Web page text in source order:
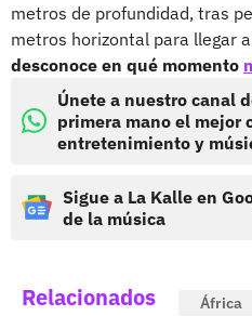
metros de profundidad, tras
metros horizontal para llegar
desconoce en qué momento
Únete a nuestro canal
primera mano el mejor
entretenimiento y
Sigue a La Kalle en
de la música
Relacionados África